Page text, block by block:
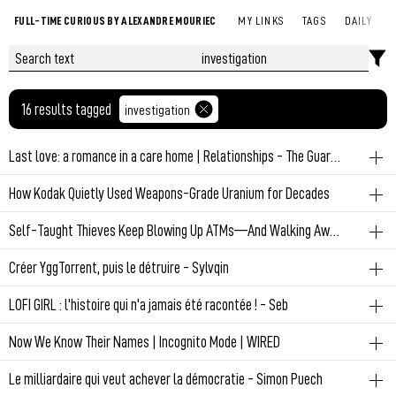
FULL-TIME CURIOUS BY ALEXANDRE MOURIEC MY LINKS TAGS DAILY
16 results tagged investigation
Last love: a romance in a care home | Relationships - The Guardian
investigation story
Love is still happening in a care home, and this article is showing it
really well
Permalink
How Kodak Quietly Used Weapons-Grade Uranium for Decades
investigation
Permalink July 10, 2026 at 3:15:31 PM GMT+2
Self-Taught Thieves Keep Blowing Up ATMs—And Walking Away With Millions | GQ
investigation
Permalink July 10, 2026 at 3:14:45 PM GMT+2
Créer YggTorrent, puis le détruire - Sylvqin
video investigation torrent
Encore une vidéo de qualité de Sylvqin et son équipe ! Pour aller
plus loin que ce précédent lien partagé
https://links.alexandremouriec.com/shaare/V52OSg
LOFI GIRL : l'histoire qui n'a jamais été racontée ! - Seb
video investigation
J'étais curieux de connaître les coulisses de la Lofi Girl, et ça fait
plaisir de savoir que les créateurs font tout pour aider les artistes
Now We Know Their Names | Incognito Mode | WIRED
investigation tech usa
Le milliardaire qui veut achever la démocratie - Simon Puech